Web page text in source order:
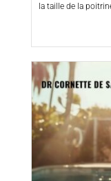
la taille de la